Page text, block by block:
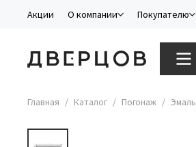
Акции О компании Покупателю
Главная Каталог Погонаж Эмаль